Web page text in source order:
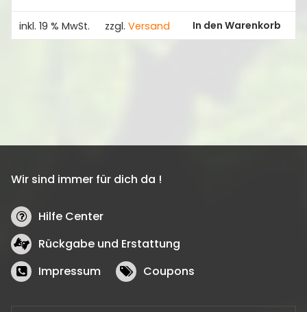
inkl. 19 % MwSt. zzgl. Versand In den Warenkorb
Wir sind immer für dich da !
Hilfe Center
Rückgabe und Erstattung
Impressum
Coupons